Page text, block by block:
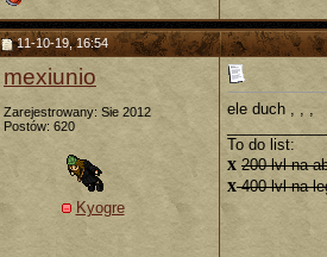
11-10-19, 16:54
mexiunio
Zarejestrowany: Sie 2012
Postów: 620
Kyogre
ele duch , , ,
To do list:
x 200 lvl na
x400 lvl na